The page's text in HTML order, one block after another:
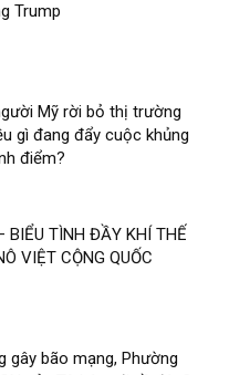
Trump
Mỹ rời bỏ thị trường
gì đang đẩy cuộc khủng
điểm?
BIỂU TÌNH ĐẦY KHÍ THẾ
VIỆT CỘNG QUỐC
gây bão mạng, Phường